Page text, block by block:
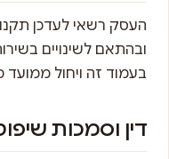
העסק רשאי לעדכן
ובהתאם לשינויים
בעמוד זה ויחול ממועד
דין וסמכות